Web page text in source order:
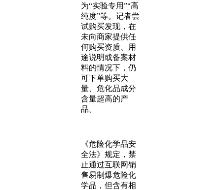
为“实验专用”“高
纯度”等。记者尝
试购买发现，在
未向商家提供任
何购买资质、用
途说明或备案材
料的情况下，仍
可下单购买大
量、危化品成分
含量超高的产
品。
《危险化学品安
全法》规定，禁
止通过互联网销
售易制爆危险化
学品，但含有相